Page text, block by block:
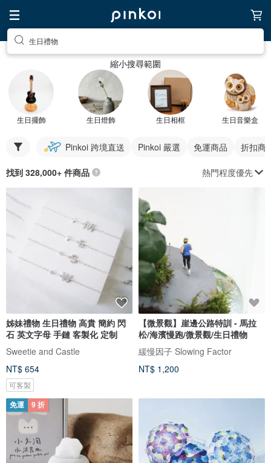
生日禮物
縮小搜尋範圍
生日擺飾 生日燈飾 生日相框 生日音樂盒
Pinkoi 跨境直送 Pinkoi 嚴選 免運商品 折扣商
找到 328,000+ 件商品 熱門程度優先
姊妹禮物 生日禮物 高貴 簡約 閃
石 英文字母 手鏈 客製化 定制
Sweetie and Castle
NT$ 654
可客製
【微景觀】崖邊公路特訓 - 馬拉
松/海濱慢跑/微景觀/生日禮物
緩慢因子 Slowing Factor
NT$ 1,200
免運 9 折